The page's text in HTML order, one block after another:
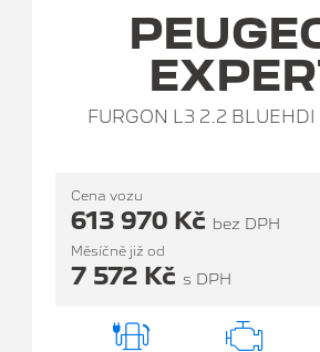
FURGON L3 2.2
Cena vozu
613 970 Kč bez DPH
Měsíčně již od
7 572 Kč s DPH